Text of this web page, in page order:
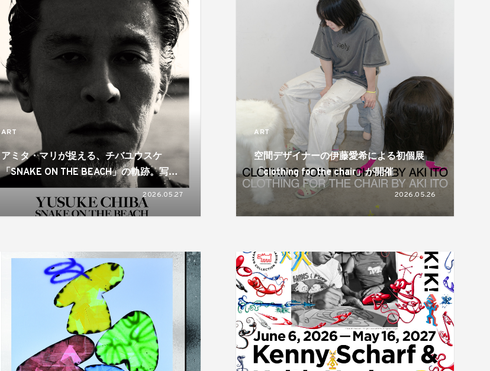
ART
アミタ・マリが捉える、チバユウスケ
「SNAKE ON THE BEACH」の軌跡。写真
集発売＆写真展開催
2026.05.27
ART
空間デザイナーの伊藤愛希による初個展
「clothing for the chair」が開催
2026.05.26